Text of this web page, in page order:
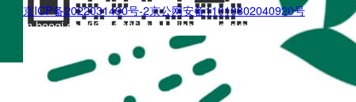
京ICP备2022031490号-2京公网安备11010802040920号
m.boogi.cn 2022~2026 © All Rights Reserved